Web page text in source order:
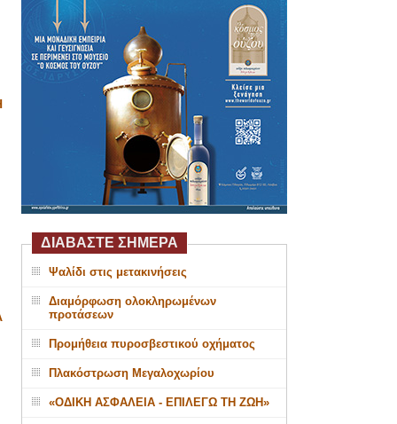
ΔΙΑΒΑΣΤΕ ΣΗΜΕΡΑ
Ψαλίδι στις μετακινήσεις
Διαμόρφωση ολοκληρωμένων
προτάσεων
Προμήθεια πυροσβεστικού οχήματος
Πλακόστρωση Μεγαλοχωρίου
«ΟΔΙΚΗ ΑΣΦΑΛΕΙΑ - ΕΠΙΛΕΓΩ ΤΗ ΖΩΗ»